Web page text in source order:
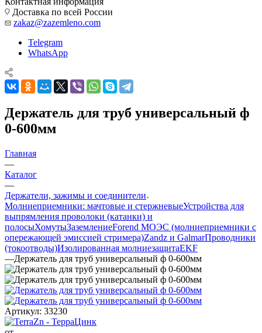
Доставка по всей России
zakaz@zazemleno.com
Telegram
WhatsApp
Держатель для труб универсальный ф
0-600мм
Главная
—
Каталог
—
Держатели, зажимы и соединители
Молниеприемники: мачтовые и стержневыеУстройства для
выпрямления проволоки (катанки) и
полосыХомутыЗаземлениеForend МОЭС (молниеприемники с
опережающей эмиссией стримера)Zandz и GalmarПроводники
(токоотводы)Изолированная молниезащитаEKF
—Держатель для труб универсальный ф 0-600мм
Артикул: 33230